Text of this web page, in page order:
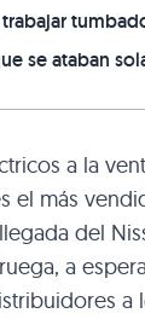
se ataban
a la
el más
del
a